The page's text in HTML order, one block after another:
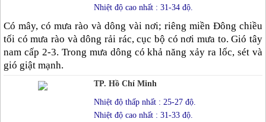
Nhiệt độ cao nhất : 31-34 độ.
Có mây, có mưa rào và dông vài nơi; riêng miền Đông chiều
tối có mưa rào và dông rải rác, cục bộ có nơi mưa to. Gió tây
nam cấp 2-3. Trong mưa dông có khả năng xảy ra lốc, sét và
gió giật mạnh.
TP. Hồ Chí Minh
Nhiệt độ thấp nhất : 25-27 độ.
Nhiệt độ cao nhất : 31-33 độ.